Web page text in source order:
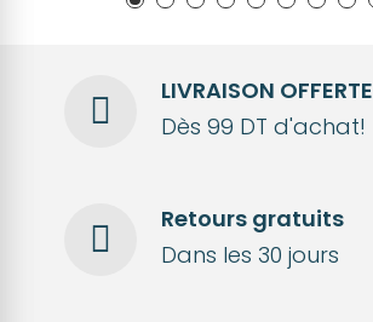
LIVRAISON OFFERTE
Dès 99 DT d'achat!
Retours gratuits
Dans les 30 jours